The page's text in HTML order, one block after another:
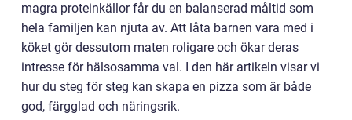
magra proteinkällor får du en balanserad måltid som
hela familjen kan njuta av. Att låta barnen vara med i
köket gör dessutom maten roligare och ökar deras
intresse för hälsosamma val. I den här artikeln visar vi
hur du steg för steg kan skapa en pizza som är både
god, färgglad och näringsrik.